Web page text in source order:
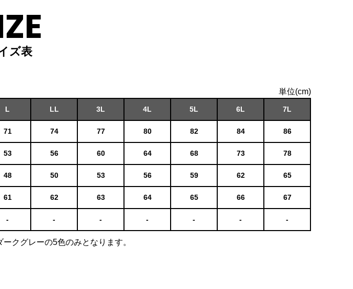
ズ表
単位(cm)
L LL 3L 4L 5L 6L 7L
71 74 77 80 82 84 86
53 56 60 64 68 73 78
48 50 53 56 59 62 65
61 62 63 64 65 66 67
- - - - - - -
クグレーの5色のみとなります。